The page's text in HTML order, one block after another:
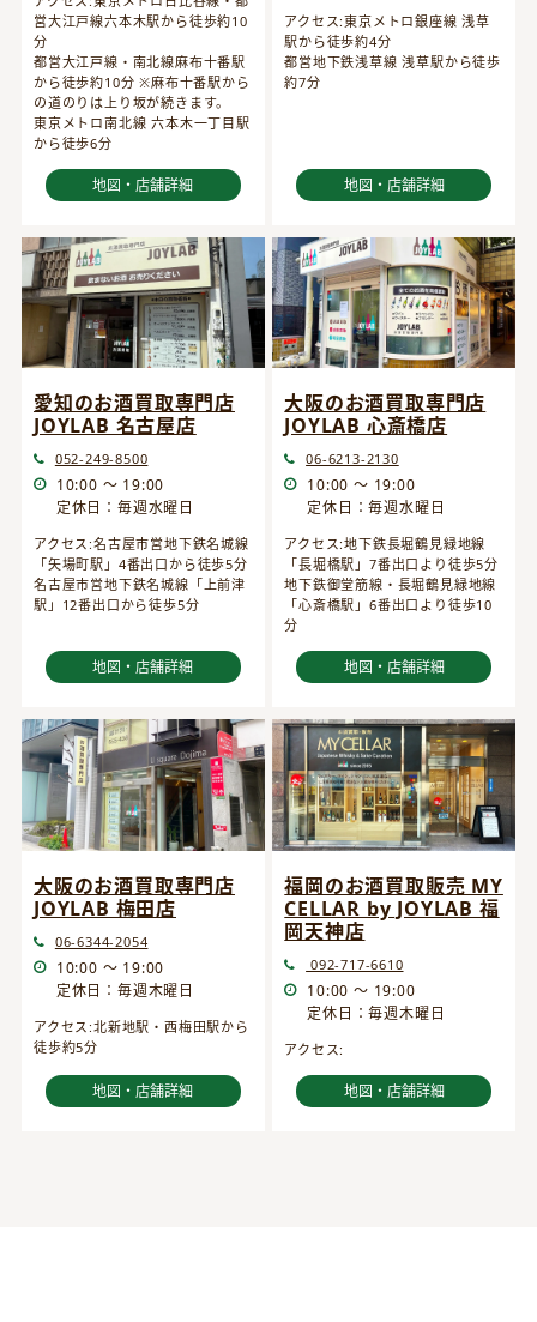
営大江戸線六本木駅から徒歩約10
分
都営大江戸線・南北線麻布十番駅
から徒歩約10分 ※麻布十番駅から
の道のりは上り坂が続きます。
東京メトロ南北線 六本木一丁目駅
から徒歩6分
地図・店舗詳細
アクセス:東京メトロ銀座線 浅草
駅から徒歩約4分
都営地下鉄浅草線 浅草駅から徒歩
約7分
地図・店舗詳細
愛知のお酒買取専門店
JOYLAB 名古屋店
052-249-8500
10:00 ～ 19:00
定休日：毎週水曜日
アクセス:名古屋市営地下鉄名城線
「矢場町駅」4番出口から徒歩5分
名古屋市営地下鉄名城線「上前津
駅」12番出口から徒歩5分
地図・店舗詳細
大阪のお酒買取専門店
JOYLAB 心斎橋店
06-6213-2130
10:00 ～ 19:00
定休日：毎週水曜日
アクセス:地下鉄長堀鶴見緑地線
「長堀橋駅」7番出口より徒歩5分
地下鉄御堂筋線・長堀鶴見緑地線
「心斎橋駅」6番出口より徒歩10
分
地図・店舗詳細
大阪のお酒買取専門店
JOYLAB 梅田店
06-6344-2054
10:00 ～ 19:00
定休日：毎週木曜日
アクセス:北新地駅・西梅田駅から
徒歩約5分
地図・店舗詳細
福岡のお酒買取販売 MY
CELLAR by JOYLAB 福
岡天神店
092-717-6610
10:00 ～ 19:00
定休日：毎週木曜日
アクセス:
地図・店舗詳細